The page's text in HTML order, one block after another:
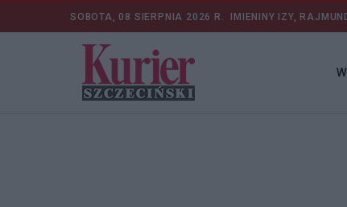
SOBOTA, 08 SIERPNIA 2026 R. IMIENINY IZY,